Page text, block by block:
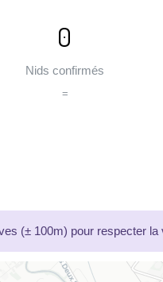
0
Nids confirmés
=
(± 100m) pour respecter la